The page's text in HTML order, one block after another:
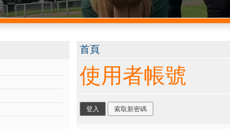
您在這裡
首頁
使用者帳號
主要索引標籤
登入 (作用中頁籤)
索取新密碼